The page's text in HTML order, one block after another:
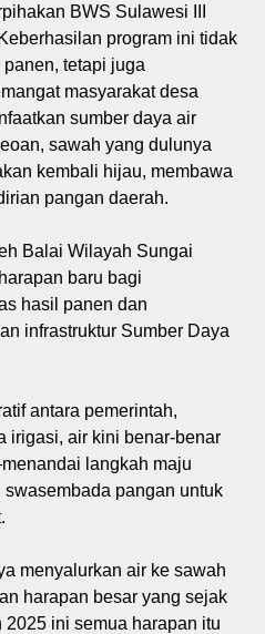
BWS Sulawesi III
program ini tidak
tetapi juga
masyarakat desa
sumber daya air
sawah yang dulunya
kembali hijau, membawa
pangan daerah.
Balai Wilayah Sungai
baru bagi
hasil panen dan
infrastruktur Sumber Daya
antara pemerintah,
irigasi, air kini benar-benar
langkah maju
pangan untuk
menyalurkan air ke sawah
harapan besar yang sejak
2025 ini semua harapan itu